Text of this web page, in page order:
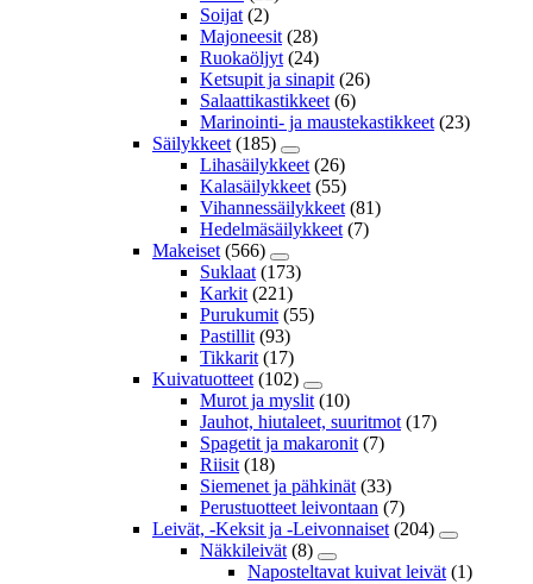
Soijat (2)
Majoneesit (28)
Ruokaöljyt (24)
Ketsupit ja sinapit (26)
Salaattikastikkeet (6)
Marinointi- ja maustekastikkeet (23)
Säilykkeet (185)
Lihasäilykkeet (26)
Kalasäilykkeet (55)
Vihannessäilykkeet (81)
Hedelmäsäilykkeet (7)
Makeiset (566)
Suklaat (173)
Karkit (221)
Purukumit (55)
Pastillit (93)
Tikkarit (17)
Kuivatuotteet (102)
Murot ja myslit (10)
Jauhot, hiutaleet, suuritmot (17)
Spagetit ja makaronit (7)
Riisit (18)
Siemenet ja pähkinät (33)
Perustuotteet leivontaan (7)
Leivät, -Keksit ja -Leivonnaiset (204)
Näkkileivät (8)
Naposteltavat kuivat leivät (1)